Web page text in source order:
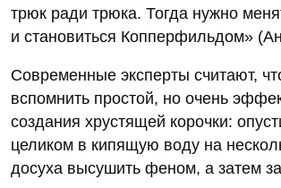
трюк ради трюка. Тогда нужно
и становиться Копперфильдом»
Современные эксперты считают,
вспомнить простой, но очень
создания хрустящей корочки:
целиком в кипящую воду на
досуха высушить феном, а затем